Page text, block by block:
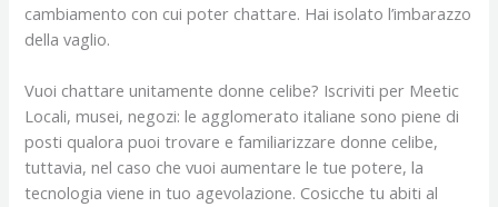
cambiamento con cui poter chattare. Hai isolato l’imbarazzo
della vaglio.
Vuoi chattare unitamente donne celibe? Iscriviti per Meetic
Locali, musei, negozi: le agglomerato italiane sono piene di
posti qualora puoi trovare e familiarizzare donne celibe,
tuttavia, nel caso che vuoi aumentare le tue potere, la
tecnologia viene in tuo agevolazione. Cosicche tu abiti al